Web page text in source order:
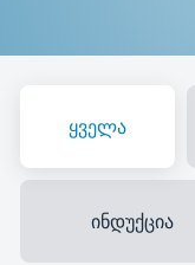
ყველა
ინდუქცია